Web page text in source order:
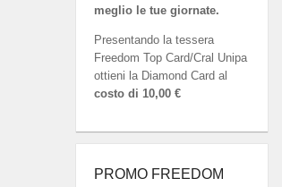
meglio le tue giornate.
Presentando la tessera
Freedom Top Card/Cral Unipa
ottieni la Diamond Card al
costo di 10,00 €
PROMO FREEDOM